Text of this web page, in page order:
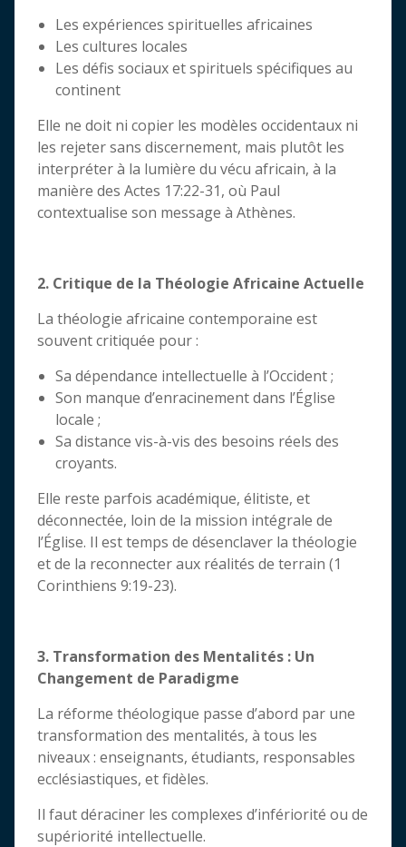
Les expériences spirituelles africaines
Les cultures locales
Les défis sociaux et spirituels spécifiques au
continent
Elle ne doit ni copier les modèles occidentaux ni
les rejeter sans discernement, mais plutôt les
interpréter à la lumière du vécu africain, à la
manière des Actes 17:22-31, où Paul
contextualise son message à Athènes.
2. Critique de la Théologie Africaine Actuelle
La théologie africaine contemporaine est
souvent critiquée pour :
Sa dépendance intellectuelle à l’Occident ;
Son manque d’enracinement dans l’Église
locale ;
Sa distance vis-à-vis des besoins réels des
croyants.
Elle reste parfois académique, élitiste, et
déconnectée, loin de la mission intégrale de
l’Église. Il est temps de désenclaver la théologie
et de la reconnecter aux réalités de terrain (1
Corinthiens 9:19-23).
3. Transformation des Mentalités : Un
Changement de Paradigme
La réforme théologique passe d’abord par une
transformation des mentalités, à tous les
niveaux : enseignants, étudiants, responsables
ecclésiastiques, et fidèles.
Il faut déraciner les complexes d’infériorité ou de
supériorité intellectuelle.